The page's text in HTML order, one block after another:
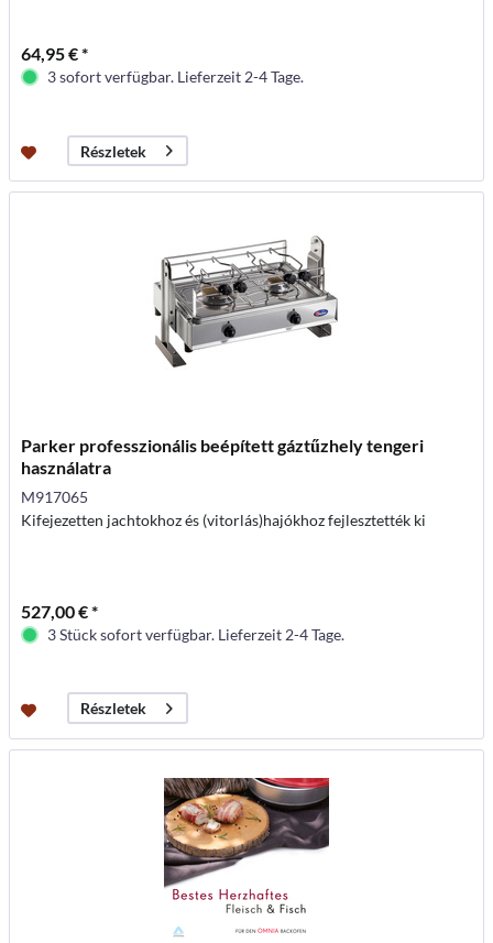
64,95 € *
3 sofort verfügbar. Lieferzeit 2-4 Tage.
Részletek
Parker professzionális beépített gáztűzhely tengeri
használatra
M917065
Kifejezetten jachtokhoz és (vitorlás)hajókhoz fejlesztették ki
527,00 € *
3 Stück sofort verfügbar. Lieferzeit 2-4 Tage.
Részletek